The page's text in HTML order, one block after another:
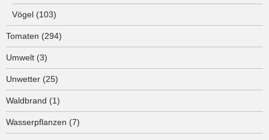
Vögel (103)
Tomaten (294)
Umwelt (3)
Unwetter (25)
Waldbrand (1)
Wasserpflanzen (7)